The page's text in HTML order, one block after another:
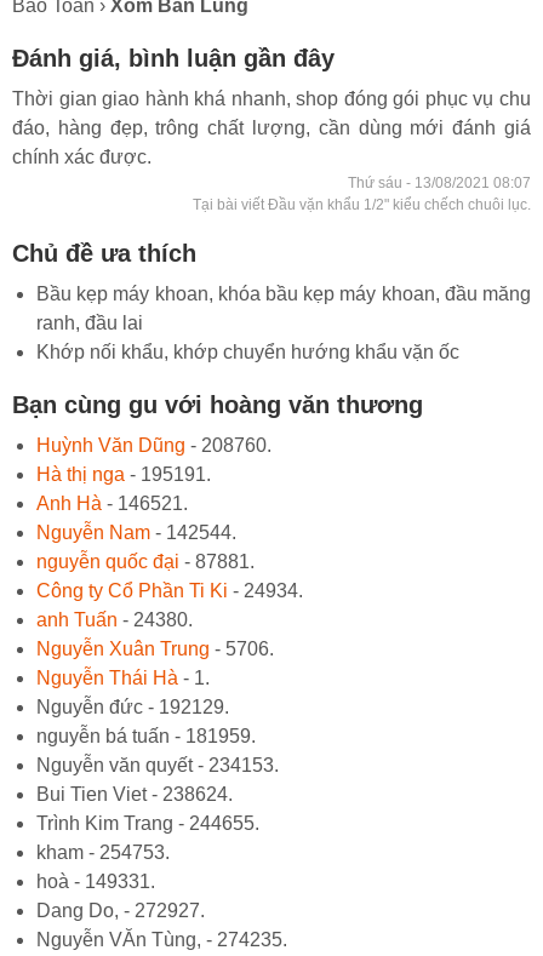
Bảo Toàn › Xóm Bản Lũng
Đánh giá, bình luận gần đây
Thời gian giao hành khá nhanh, shop đóng gói phục vụ chu
đáo, hàng đẹp, trông chất lượng, cần dùng mới đánh giá
chính xác được.
Thứ sáu - 13/08/2021 08:07
Tại bài viết Đầu vặn khẩu 1/2" kiểu chếch chuôi lục.
Chủ đề ưa thích
Bầu kẹp máy khoan, khóa bầu kẹp máy khoan, đầu măng
ranh, đầu lai
Khớp nối khẩu, khớp chuyển hướng khẩu vặn ốc
Bạn cùng gu với hoàng văn thương
Huỳnh Văn Dũng - 208760.
Hà thị nga - 195191.
Anh Hà - 146521.
Nguyễn Nam - 142544.
nguyễn quốc đại - 87881.
Công ty Cổ Phần Ti Ki - 24934.
anh Tuấn - 24380.
Nguyễn Xuân Trung - 5706.
Nguyễn Thái Hà - 1.
Nguyễn đức - 192129.
nguyễn bá tuấn - 181959.
Nguyễn văn quyết - 234153.
Bui Tien Viet - 238624.
Trình Kim Trang - 244655.
kham - 254753.
hoà - 149331.
Dang Do, - 272927.
Nguyễn VĂn Tùng, - 274235.